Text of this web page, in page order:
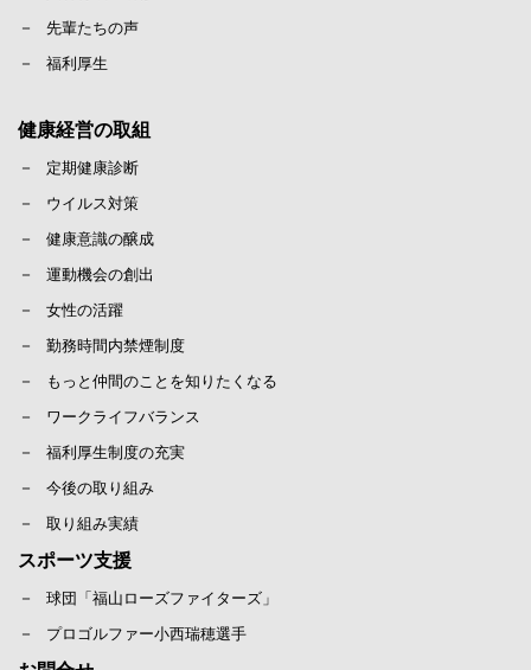
先輩たちの声
福利厚生
健康経営の取組
定期健康診断
ウイルス対策
健康意識の醸成
運動機会の創出
女性の活躍
勤務時間内禁煙制度
もっと仲間のことを知りたくなる
ワークライフバランス
福利厚生制度の充実
今後の取り組み
取り組み実績
スポーツ支援
球団「福山ローズファイターズ」
プロゴルファー小西瑞穂選手